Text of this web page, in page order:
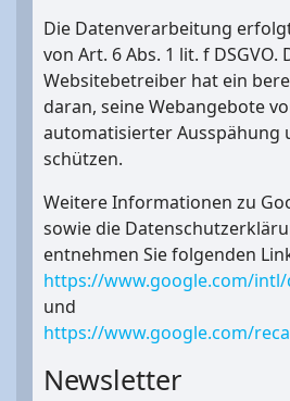
Die Datenverarbeitung
von Art. 6 Abs. 1 lit. f DSGVO.
Websitebetreiber hat ein
daran, seine Webangebote
automatisierter Ausspähung
schützen.
Weitere Informationen zu
sowie die
entnehmen Sie folgenden
https://www.google.com/
und
https://www.google.com/
Newsletter